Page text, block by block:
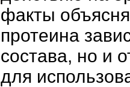
факты
протеина
состава, но и
для